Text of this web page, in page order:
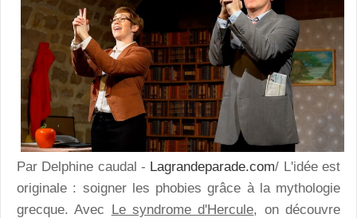
Par Delphine caudal - Lagrandeparade.com/ L'idée est
originale : soigner les phobies grâce à la mythologie
grecque. Avec Le syndrome d'Hercule, on découvre